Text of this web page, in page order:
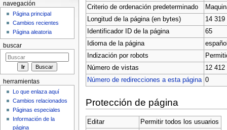
Criterio de ordenación predeterminado
Longitud de la página (en bytes)
14 319
Identificador ID de la página
65
Idioma de la página
Indización por robots
Número de vistas
12 412
Número de redirecciones a esta página 0
Protección de página
Editar
Permitir todos los usuarios
navegación
Página principal
Cambios recientes
Página aleatoria
buscar
herramientas
Lo que enlaza aquí
Cambios relacionados
Páginas especiales
Información de la
página